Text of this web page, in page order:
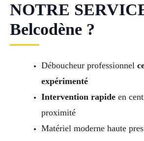
NOTRE
Belcodène ?
Déboucheur professionnel
expérimenté
Intervention rapideen
proximité
Matériel moderne haute